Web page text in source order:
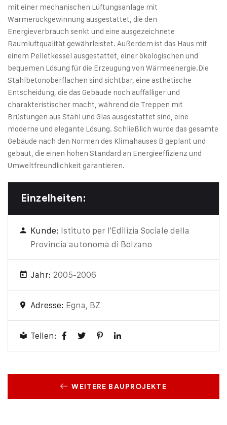
Einzelheiten:
Kunde: Istituto per l'Edilizia Sociale della
Provincia autonoma di Bolzano
Jahr: 2005-2006
Adresse: Egna, BZ
Teilen:
WEITERE BAUPROJEKTE
mit einer mechanischen Lüftungsanlage mit
Wärmerückgewinnung ausgestattet, die den
Energieverbrauch senkt und eine ausgezeichnete
Raumluftqualität gewährleistet. Außerdem ist das Haus mit
einem Pelletkessel ausgestattet, einer ökologischen und
bequemen Lösung für die Erzeugung von Wärmeenergie.Die
Stahlbetonoberflächen sind sichtbar, eine ästhetische
Entscheidung, die das Gebäude noch auffälliger und
charakteristischer macht, während die Treppen mit
Brüstungen aus Stahl und Glas ausgestattet sind, eine
moderne und elegante Lösung. Schließlich wurde das gesamte
Gebäude nach den Normen des Klimahauses B geplant und
gebaut, die einen hohen Standard an Energieeffizienz und
Umweltfreundlichkeit garantieren.